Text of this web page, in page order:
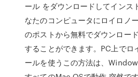
ール をダウンロードしてインス
なたのコンピュータにロイロノ
のポストから無料でダウンロー
することができます。PC上でロ
ールを使うこの方法は、